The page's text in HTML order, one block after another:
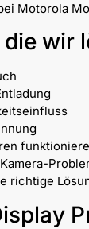
Motorola
wir
richtige